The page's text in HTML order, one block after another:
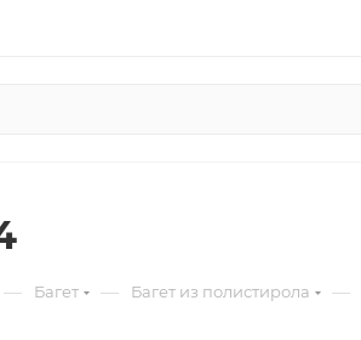
— Багет — Багет из полистирола —